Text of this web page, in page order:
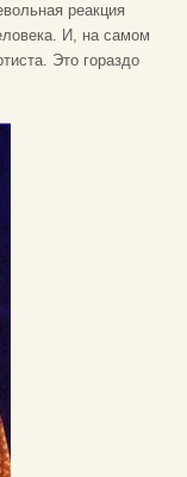
реакция
И, на самом
Это гораздо